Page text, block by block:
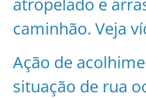
caminhão. Veja
Ação de
situação de rua